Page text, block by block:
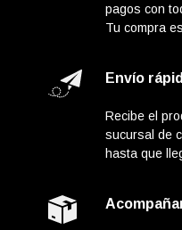
pagos con
Tu compra
Envío
Recibe el
sucursal de
hasta que